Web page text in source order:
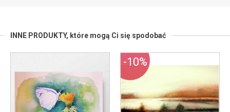
INNE PRODUKTY, które mogą Ci się spodobać
-10%